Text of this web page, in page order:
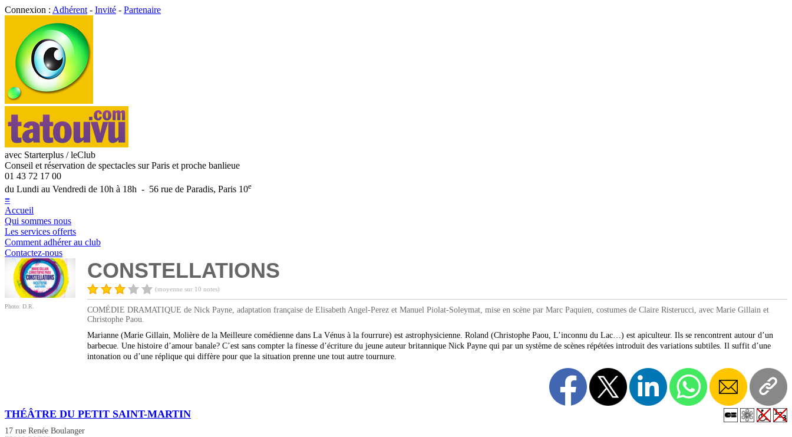
Connexion : Adhérent - Invité - Partenaire
avec Starterplus / leClub
Conseil et réservation de spectacles sur Paris et proche banlieue
01 43 72 17 00
du Lundi au Vendredi de 10h à 18h - 56 rue de Paradis, Paris 10e
≡
Accueil
Qui sommes nous
Les services offerts
Comment adhérer au club
Contactez-nous
Photo: D.R.
CONSTELLATIONS
(moyenne sur 10 notes)
COMÉDIE DRAMATIQUE de Nick Payne, adaptation française de Elisabeth Angel-Perez et Manuel Piolat-Soleymat, mise en scène par Marc Paquien, costumes de Claire Risterucci, avec Marie Gillain et
Christophe Paou.
Marianne (Marie Gillain, Molière de la Meilleure comédienne dans La Vénus à la fourrure) est astrophysicienne. Roland (Christophe Paou, L’inconnu du Lac…) est apiculteur. Ils se rencontrent autour d’un
barbecue. Une histoire d’amour banale? C’est sans compter la finesse d’écriture du jeune auteur britannique Nick Payne qui par un système de scènes répétées introduit des variations subtiles. Il suffit d’une
intonation ou d’une réplique qui diffère pour que la situation prenne une tout autre tournure.
THÉÂTRE DU PETIT SAINT-MARTIN
17 rue Renée Boulanger